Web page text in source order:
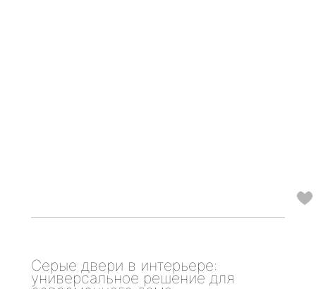
Серые двери в интерьере:
универсальное решение для